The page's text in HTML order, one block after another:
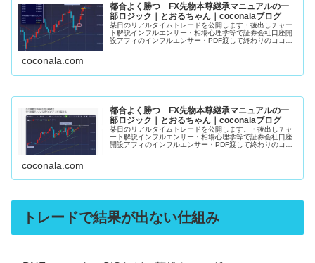
都合よく勝つ FX先物本尊継承マニュアルの一
部ロジック｜とおるちゃん｜coconalaブログ
某日のリアルタイムトレードを公開します・後出しチャー
ト解説インフルエンサー・相場心理学等で証券会社口座開
設アフィのインフルエンサー・PDF渡して終わりのココナ
coconala.com
都合よく勝つ FX先物本尊継承マニュアルの一
部ロジック｜とおるちゃん｜coconalaブログ
某日のリアルタイムトレードを公開します。・後出しチャ
ート解説インフルエンサー・相場心理学等で証券会社口座
開設アフィのインフルエンサー・PDF渡して終わりのココ
coconala.com
トレードで結果が出ない仕組み